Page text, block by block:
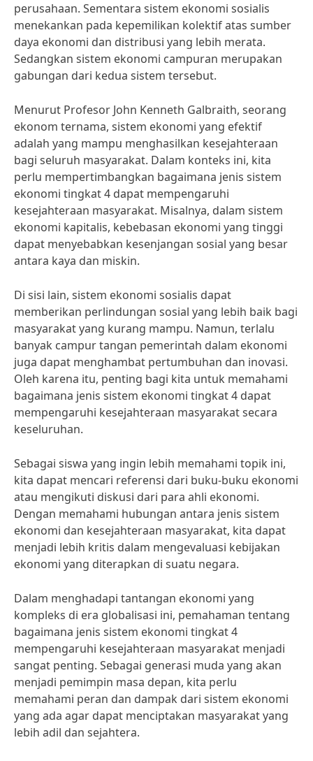
perusahaan. Sementara sistem ekonomi sosialis
menekankan pada kepemilikan kolektif atas sumber
daya ekonomi dan distribusi yang lebih merata.
Sedangkan sistem ekonomi campuran merupakan
gabungan dari kedua sistem tersebut.
Menurut Profesor John Kenneth Galbraith, seorang
ekonom ternama, sistem ekonomi yang efektif
adalah yang mampu menghasilkan kesejahteraan
bagi seluruh masyarakat. Dalam konteks ini, kita
perlu mempertimbangkan bagaimana jenis sistem
ekonomi tingkat 4 dapat mempengaruhi
kesejahteraan masyarakat. Misalnya, dalam sistem
ekonomi kapitalis, kebebasan ekonomi yang tinggi
dapat menyebabkan kesenjangan sosial yang besar
antara kaya dan miskin.
Di sisi lain, sistem ekonomi sosialis dapat
memberikan perlindungan sosial yang lebih baik bagi
masyarakat yang kurang mampu. Namun, terlalu
banyak campur tangan pemerintah dalam ekonomi
juga dapat menghambat pertumbuhan dan inovasi.
Oleh karena itu, penting bagi kita untuk memahami
bagaimana jenis sistem ekonomi tingkat 4 dapat
mempengaruhi kesejahteraan masyarakat secara
keseluruhan.
Sebagai siswa yang ingin lebih memahami topik ini,
kita dapat mencari referensi dari buku-buku ekonomi
atau mengikuti diskusi dari para ahli ekonomi.
Dengan memahami hubungan antara jenis sistem
ekonomi dan kesejahteraan masyarakat, kita dapat
menjadi lebih kritis dalam mengevaluasi kebijakan
ekonomi yang diterapkan di suatu negara.
Dalam menghadapi tantangan ekonomi yang
kompleks di era globalisasi ini, pemahaman tentang
bagaimana jenis sistem ekonomi tingkat 4
mempengaruhi kesejahteraan masyarakat menjadi
sangat penting. Sebagai generasi muda yang akan
menjadi pemimpin masa depan, kita perlu
memahami peran dan dampak dari sistem ekonomi
yang ada agar dapat menciptakan masyarakat yang
lebih adil dan sejahtera.